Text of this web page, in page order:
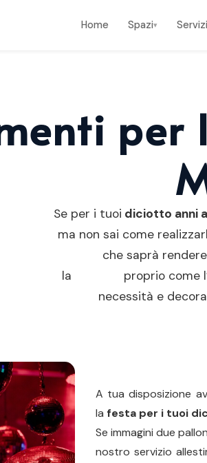
Home Spazi▾
per
Se per i tuoi diciotto anni
ma non sai come
che saprà
la
proprio come
necessità e
A tua disposizione
la festa per i tuoi
Se immagini due
nostro servizio